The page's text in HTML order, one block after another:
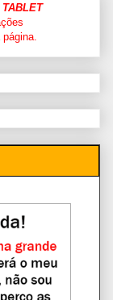
TABLET